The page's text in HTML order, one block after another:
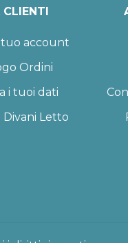
tuo account
Ordini
i tuoi dati
Letto